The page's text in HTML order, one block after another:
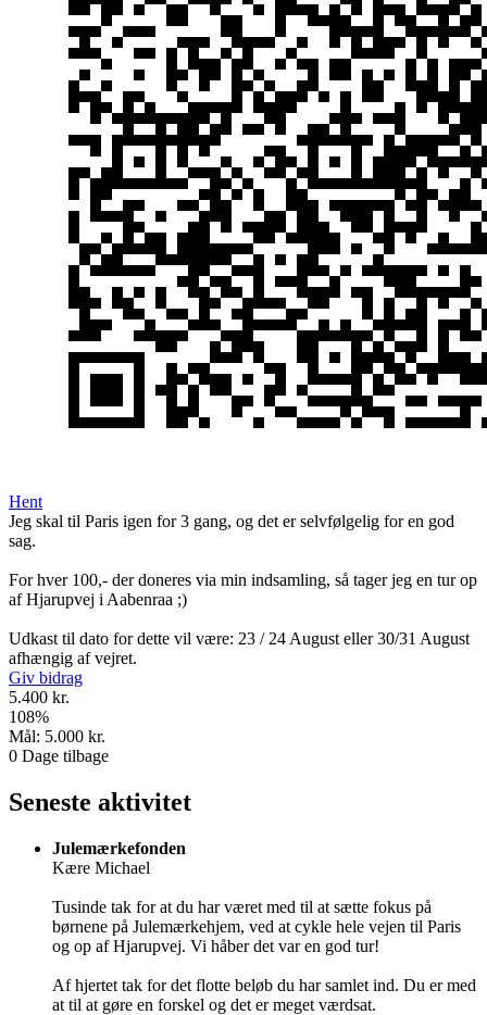
Hent
Jeg skal til Paris igen for 3 gang, og det er selvfølgelig for en god
sag.
For hver 100,- der doneres via min indsamling, så tager jeg en tur op
af Hjarupvej i Aabenraa ;)
Udkast til dato for dette vil være: 23 / 24 August eller 30/31 August
afhængig af vejret.
Giv bidrag
5.400 kr.
108%
Mål: 5.000 kr.
0 Dage tilbage
Seneste aktivitet
Julemærkefonden
Kære Michael
Tusinde tak for at du har været med til at sætte fokus på
børnene på Julemærkehjem, ved at cykle hele vejen til Paris
og op af Hjarupvej. Vi håber det var en god tur!
Af hjertet tak for det flotte beløb du har samlet ind. Du er med
at til at gøre en forskel og det er meget værdsat.